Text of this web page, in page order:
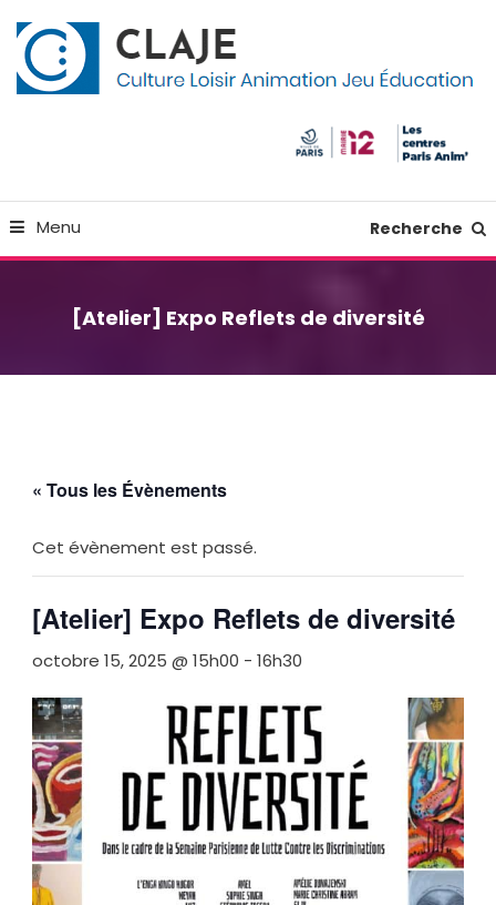
To
Content
Menu Recherche
[Atelier] Expo Reflets de diversité
« Tous les Évènements
Cet évènement est passé.
[Atelier] Expo Reflets de diversité
octobre 15, 2025 @ 15h00 - 16h30